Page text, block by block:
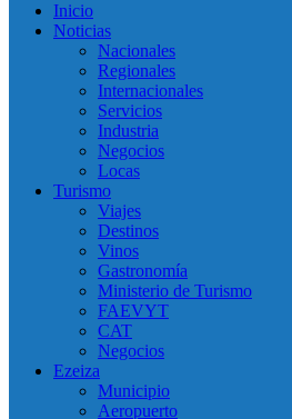
Inicio
Noticias
Nacionales
Regionales
Internacionales
Servicios
Industria
Negocios
Locas
Turismo
Viajes
Destinos
Vinos
Gastronomía
Ministerio de Turismo
FAEVYT
CAT
Negocios
Ezeiza
Municipio
Aeropuerto